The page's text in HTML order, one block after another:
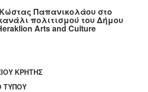
Παπανικολάου στο
πολιτισμού του Δήμου
Arts and Culture
ΚΡΗΤΗΣ